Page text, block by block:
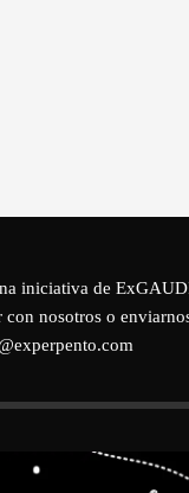
iniciativa de
con nosotros o